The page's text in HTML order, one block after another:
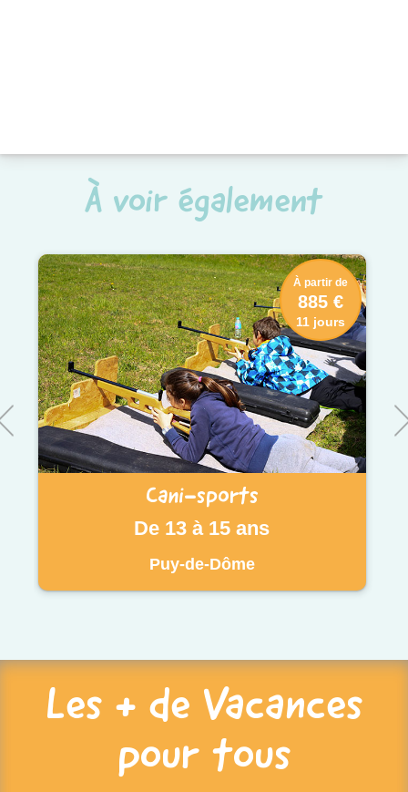
À voir également
Cani-sports
De 13 à 15 ans
Puy-de-Dôme
À partir de
885 €
11 jours
Les + de Vacances
pour tous